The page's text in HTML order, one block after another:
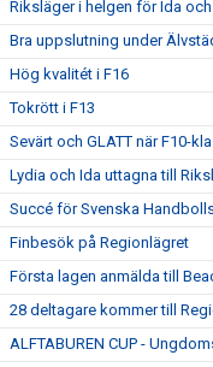
Riksläger i helgen för Ida
Bra uppslutning under
Hög kvalitét i F16
Tokrött i F13
Sevärt och GLATT när F10-
Lydia och Ida uttagna till
Succé för Svenska
Finbesök på Regionlägret
Första lagen anmälda till
28 deltagare kommer till
ALFTABUREN CUP -